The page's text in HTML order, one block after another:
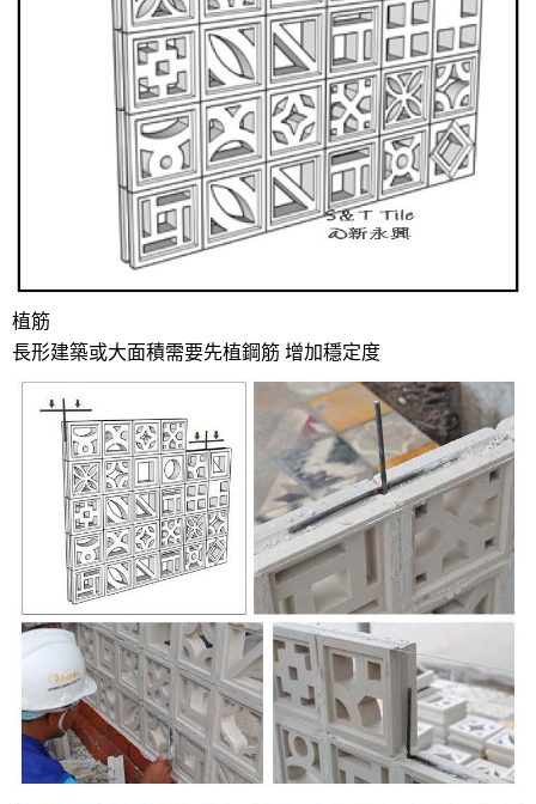
植筋
長形建築或大面積需要先植鋼筋 增加穩定度